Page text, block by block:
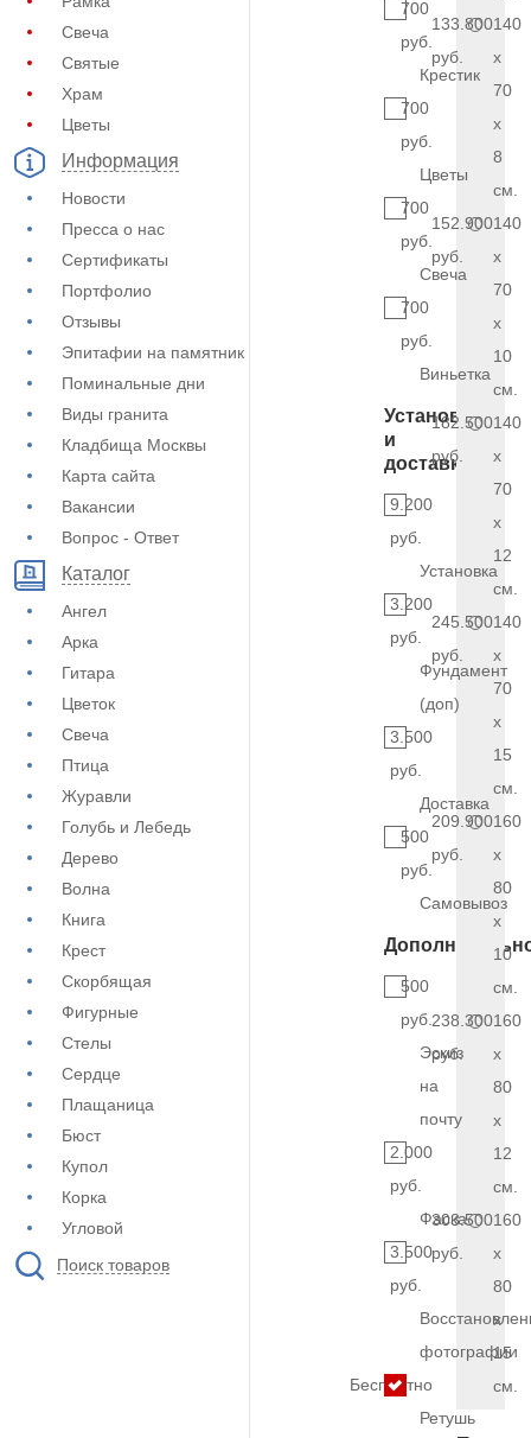
Свеча
Святые
Храм
Цветы
Информация
Новости
Пресса о нас
Сертификаты
Портфолио
Отзывы
Эпитафии на памятник
Поминальные дни
Виды гранита
Кладбища Москвы
Карта сайта
Вакансии
Вопрос - Ответ
Каталог
Ангел
Арка
Гитара
Цветок
Свеча
Птица
Журавли
Голубь и Лебедь
Дерево
Волна
Книга
Крест
Скорбящая
Фигурные
Стелы
Сердце
Плащаница
Бюст
Купол
Корка
Угловой
Поиск товаров
700
руб.
Крестик
700
руб.
Цветы
700
руб.
Свеча
700
руб.
Виньетка
Установка
и
доставка
9.200
руб.
Установка
3.200
руб.
Фундамент
(доп)
3.500
руб.
Доставка
500
руб.
Самовывоз
500
руб.
Эскиз
на
почту
2.000
руб.
Фаска
3.500
руб.
фотографии
Бесплатно
Ретушь
133.800
руб.
140
x
70
x
8
см.
152.900
руб.
140
x
70
x
10
см.
182.500
руб.
140
x
70
x
12
см.
245.500
руб.
140
x
70
x
15
см.
209.900
руб.
160
x
80
x
10
см.
238.300
руб.
160
x
80
x
12
см.
303.500
руб.
160
x
80
x
15
см.